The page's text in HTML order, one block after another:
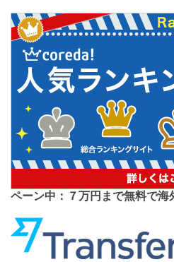
ペーン中：７万円まで無料で海